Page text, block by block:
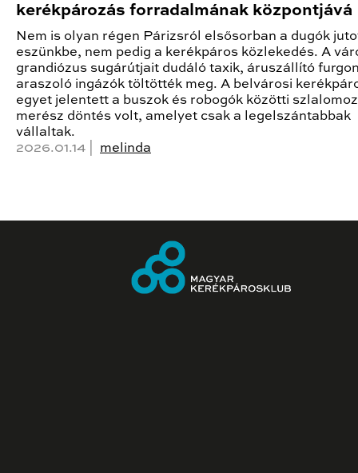
kerékpározás forradalmának központjává
Nem is olyan régen Párizsról elsősorban a dugók
eszünkbe, nem pedig a kerékpáros közlekedés. A
grandiózus sugárútjait dudáló taxik, áruszállító
araszoló ingázók töltötték meg. A belvárosi
egyet jelentett a buszok és robogók közötti
merész döntés volt, amelyet csak a legelszántabbak
vállaltak.
2026.01.14 | melinda